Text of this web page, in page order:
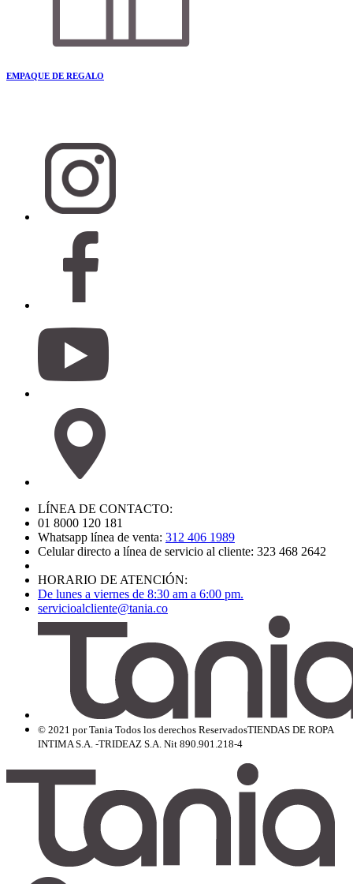
EMPAQUE DE REGALO
LÍNEA DE CONTACTO:
01 8000 120 181
Whatsapp línea de venta: 312 406 1989
Celular directo a línea de servicio al cliente: 323 468 2642
HORARIO DE ATENCIÓN:
De lunes a viernes de 8:30 am a 6:00 pm.
servicioalcliente@tania.co
© 2021 por Tania Todos los derechos ReservadosTIENDAS DE ROPA
INTIMA S.A. -TRIDEAZ S.A. Nit 890.901.218-4